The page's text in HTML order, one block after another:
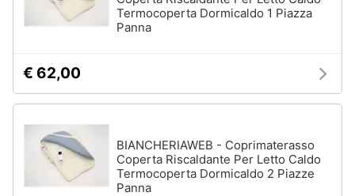
Termocoperta Dormicaldo 1 Piazza
Panna
€ 62,00
BIANCHERIAWEB - Coprimaterasso
Coperta Riscaldante Per Letto Caldo
Termocoperta Dormicaldo 2 Piazze
Panna